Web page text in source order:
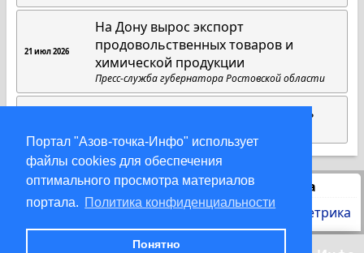
Портал "Азов-точка-Инфо" использует
файлы cookies для обеспечения
оптимального просмотра материалов
портала. Политика конфиденциальности
Понятно
21 июл 2026
На Дону вырос экспорт
продовольственных товаров и
химической продукции
Пресс-служба губернатора Ростовской области
Там, где живут любовь и верность
Статистика